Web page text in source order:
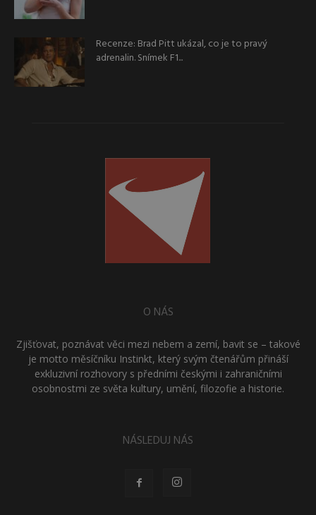
Recenze: Brad Pitt ukázal, co je to pravý
adrenalin. Snímek F1...
O NÁS
Zjišťovat, poznávat věci mezi nebem a zemí, bavit se – takové
je motto měsíčníku Instinkt, který svým čtenářům přináší
exkluzivní rozhovory s předními českými i zahraničními
osobnostmi ze světa kultury, umění, filozofie a historie.
NÁSLEDUJ NÁS